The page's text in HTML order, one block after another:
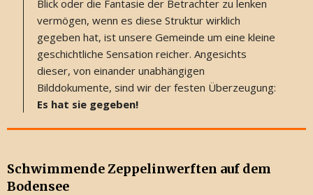
Blick oder die Fantasie der Betrachter zu lenken
vermögen, wenn es diese Struktur wirklich
gegeben hat, ist unsere Gemeinde um eine kleine
geschichtliche Sensation reicher. Angesichts
dieser, von einander unabhängigen
Bilddokumente, sind wir der festen Überzeugung:
Es hat sie gegeben!
Schwimmende Zeppelinwerften auf dem
Bodensee